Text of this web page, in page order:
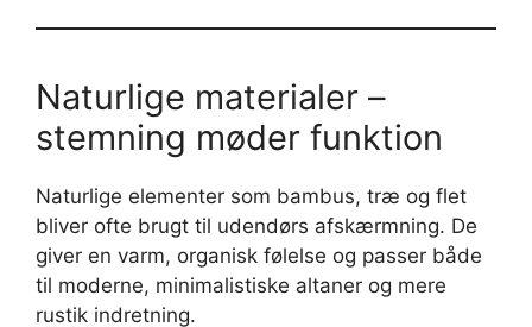
Naturlige materialer –
stemning møder funktion
Naturlige elementer som bambus, træ og flet
bliver ofte brugt til udendørs afskærmning. De
giver en varm, organisk følelse og passer både
til moderne, minimalistiske altaner og mere
rustik indretning.